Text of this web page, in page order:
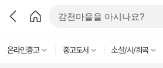
온라인중고 중고도서 소설/시/희곡